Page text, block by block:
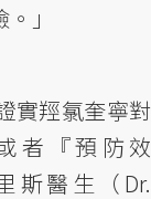
」
實羥氯奎寧對
者『預防效
斯醫生（Dr.